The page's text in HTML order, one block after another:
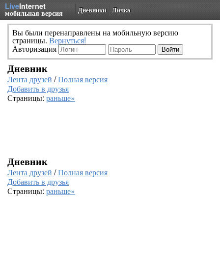
LiveInternet
мобильная версия Дневники Личка
Вы были перенаправлены на мобильную версию
страницы. Вернуться!
Авторизация
Дневник
Лента друзей /Полная версия
Добавить в друзья
Страницы: раньше»
Дневник
Лента друзей /Полная версия
Добавить в друзья
Страницы: раньше»